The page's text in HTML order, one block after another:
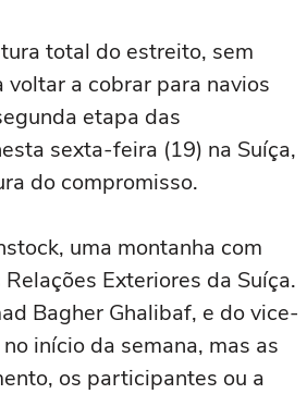
total do estreito, sem
a cobrar para navios
etapa das
sexta-feira (19) na Suíça,
do compromisso.
uma montanha com
Exteriores da Suíça.
Bagher Ghalibaf, e do vice-
início da semana, mas as
os participantes ou a